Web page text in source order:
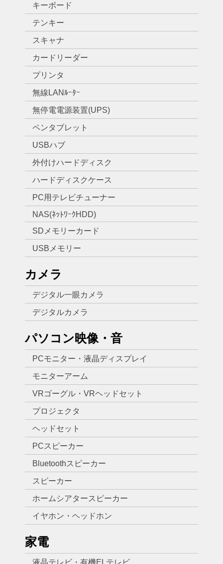
キーボード
テンキー
スキャナ
カードリーダー
プリンタ
無線LANﾙｰﾀｰ
無停電電源装置(UPS)
ペンタブレット
USBハブ
外付けハードディスク
ハードディスクケース
PC用テレビチューナー
NAS(ﾈｯﾄﾜｰｸHDD)
SDメモリーカード
USBメモリー
カメラ
デジタル一眼カメラ
デジタルカメラ
パソコン映像・音
PCモニター・液晶ディスプレイ
モニターアーム
VRゴーグル・VRヘッドセット
プロジェクタ
ヘッドセット
PCスピーカー
Bluetoothスピーカー
スピーカー
ホームシアタースピーカー
イヤホン・ヘッドホン
家電
液晶テレビ・有機ELテレビ